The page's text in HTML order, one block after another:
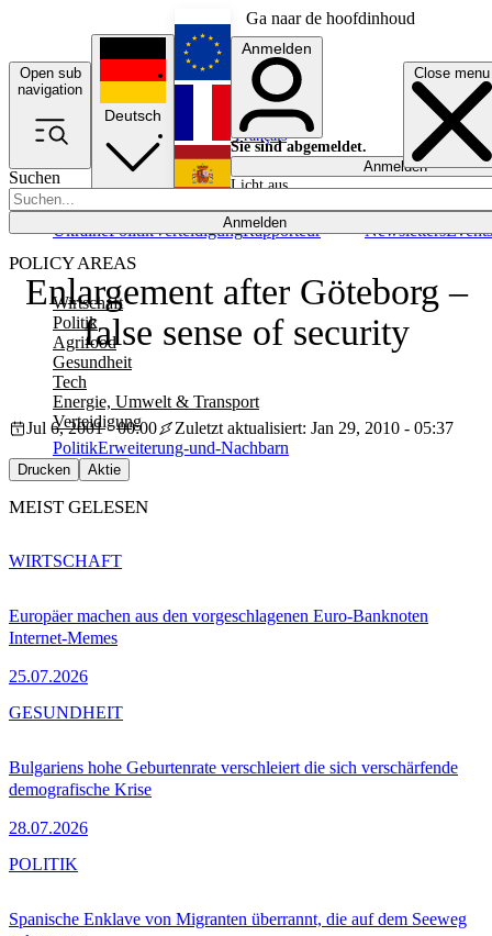
Ga naar de hoofdinhoud
Open sub
navigation
Close menu
Suchen
Anmelden
POLICY AREAS
Wirtschaft
Politik
Agrifood
Gesundheit
Tech
Energie, Umwelt & Transport
Verteidigung
UkrainePolitikVerteidigungRapporteur NewslettersEvents
Deutsch
English
Français
Anmelden
Sie sind abgemeldet.
Anmelden
Licht aus
Enlargement after Göteborg –
false sense of security
Jul 6, 2001 - 00:00
Zuletzt aktualisiert: Jan 29, 2010 - 05:37
PolitikErweiterung-und-Nachbarn
Drucken Aktie
MEIST GELESEN
Europäer machen aus den vorgeschlagenen Euro-Banknoten
Internet-Memes
25.07.2026
WIRTSCHAFT
Bulgariens hohe Geburtenrate verschleiert die sich verschärfende
demografische Krise
28.07.2026
GESUNDHEIT
Spanische Enklave von Migranten überrannt, die auf dem Seeweg
POLITIK